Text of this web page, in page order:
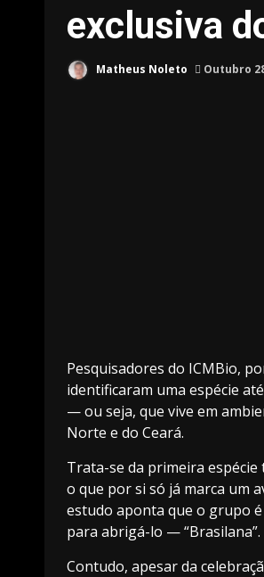
exclusiva
Matheus Noleto Outubro
Pesquisadores do ICMBio,
identificaram uma espécie
— ou seja, que vive em
Norte e do Ceará.
Trata-se da primeira
o que por si só já marca um
estudo aponta que o grupo
para abrigá-lo — “Brasilana”.
Contudo, apesar da